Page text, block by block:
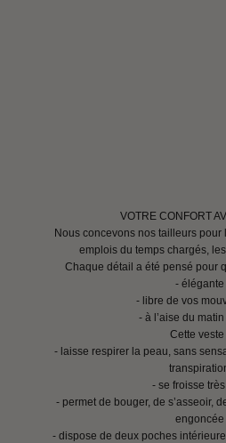
VOTRE CONFORT
Nous concevons nos tailleurs
emplois du temps chargés,
Chaque détail a été pensé pour
- élégante
- libre de vos
- à l’aise du
Cette veste
- laisse respirer la peau, sans
- se froisse
- permet de bouger, de s’asseoir,
engoncée
- dispose de deux poches